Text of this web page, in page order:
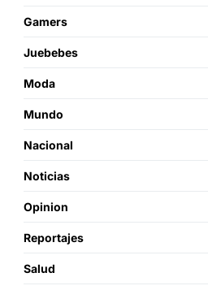
Gamers
Juebebes
Moda
Mundo
Nacional
Noticias
Opinion
Reportajes
Salud